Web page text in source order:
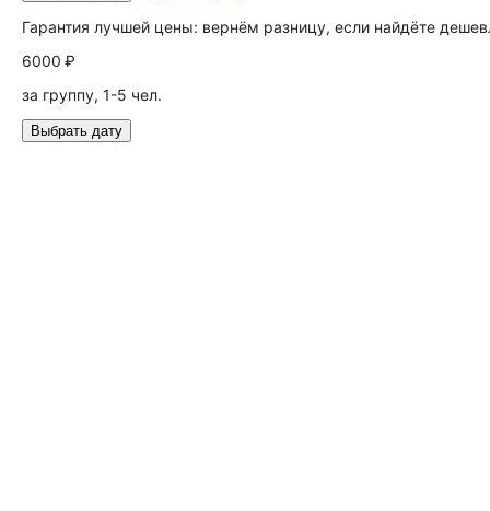
Гарантия лучшей цены: вернём разницу, если найдёте
6000 ₽
за группу, 1-5 чел.
Выбрать дату